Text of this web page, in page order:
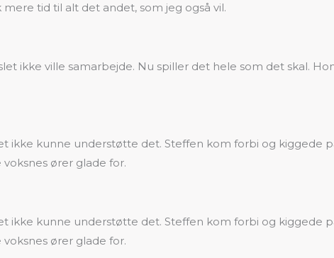
tid til alt det andet, som jeg også vil.
ikke ville samarbejde. Nu spiller det hele som det skal.
ikke kunne understøtte det. Steffen kom forbi og kiggede
ører glade for.
ikke kunne understøtte det. Steffen kom forbi og kiggede
ører glade for.